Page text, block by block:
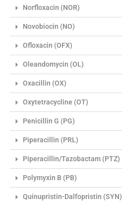
Norfloxacin (NOR)
Novobiocin (NO)
Ofloxacin (OFX)
Oleandomycin (OL)
Oxacillin (OX)
Oxytetracycline (OT)
Penicillin G (PG)
Piperacillin (PRL)
Piperacillin/Tazobactam (PTZ)
Polymyxin B (PB)
Quinupristin-Dalfopristin (SYN)